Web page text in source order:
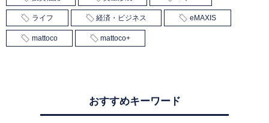
ライフ 経済・ビジネス eMAXIS
mattoco mattoco+
おすすめキーワード